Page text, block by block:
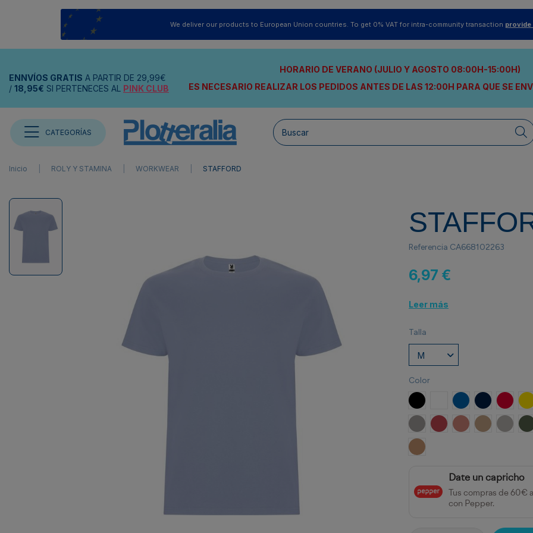
We deliver our products to European Union countries. To get 0% VAT for intra-community transaction provide
ENNVÍOS GRATIS A PARTIR DE 29,99€
/ 18,95€ SI PERTENECES AL PINK CLUB
HORARIO DE VERANO (JULIO Y AGOSTO 08:00H-15:00H)
ES NECESARIO REALIZAR LOS PEDIDOS ANTES DE LAS 12:00H PARA QUE SE
CATEGORÍAS
Inicio ROLY Y STAMINA WORKWEAR STAFFORD
Referencia CA668102263
6,97 €
Leer más
Talla
Color
NEGRO BLANCOROYAL MARINOROJO
OPALO ROJO CRISANTEMO
NARANJA CLAY
ARENA GRIS
NARANJA GREEK
Date un capricho
Tus compras de
con Pepper.